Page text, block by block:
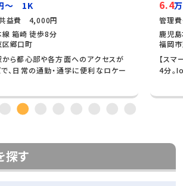
～ 1K
共益費 4,000円
線 箱崎 徒歩8分
郷口町
から都心部や各方面へのアクセスが
、日常の通勤・通学に便利なロケー
6.4
管理
鹿児
福岡
【ス
4分。
探す